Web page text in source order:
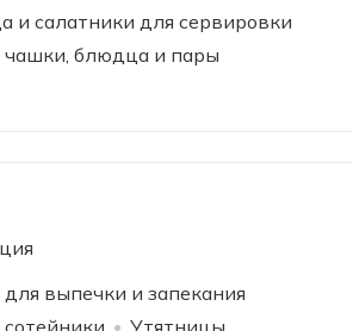
и салатники для сервировки
чашки, блюдца и пары
выпечки и запекания
Утятницы